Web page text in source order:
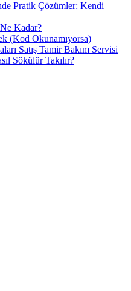
Pratik Çözümler: Kendi
Kadar?
(Kod Okunamıyorsa)
Satış Tamir Bakım Servisi
Sökülür Takılır?